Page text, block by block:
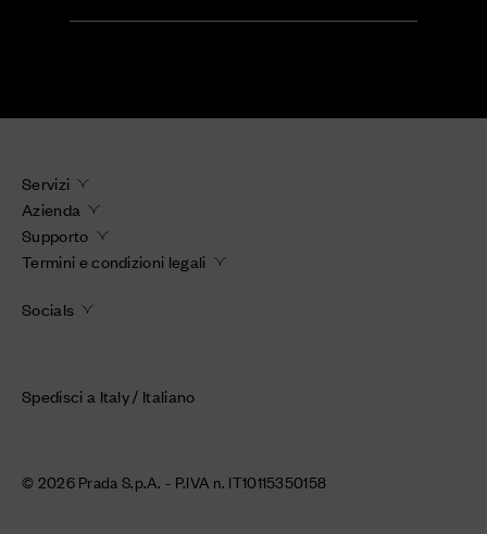
Servizi
Azienda
Supporto
Termini e condizioni legali
Socials
Spedisci a Italy / Italiano
© 2026 Prada S.p.A. - P.IVA n. IT10115350158